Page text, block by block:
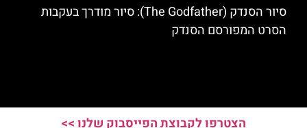
סיור הסנדק (The Godfather): סיור מודרך בעקבות
הסרט המפורסם הסנדק
הצטרפו לקבוצת הפייסבוק שלנו >>